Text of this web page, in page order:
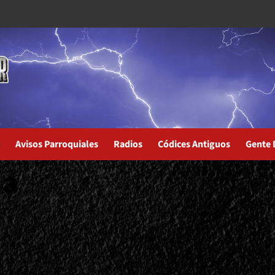
Avisos Parroquiales Radios Códices Antiguos Gente